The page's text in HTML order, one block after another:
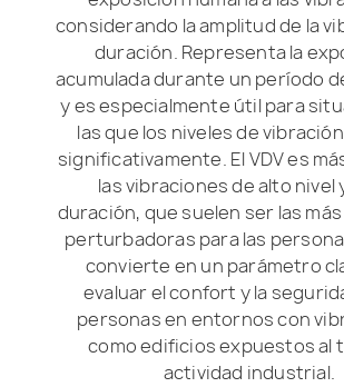
considerando la amplitud de la
duración. Representa la
acumulada durante un período
y es especialmente útil para
las que los niveles de
significativamente. El VDV es
las vibraciones de alto nivel
duración, que suelen ser las
perturbadoras para las
convierte en un parámetro
evaluar el confort y la
personas en entornos con
como edificios expuestos al
actividad industrial.